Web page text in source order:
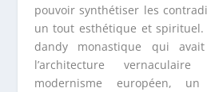
pouvoir synthétiser les
un tout esthétique et spirituel.
dandy monastique qui
l’architecture
modernisme européen, un